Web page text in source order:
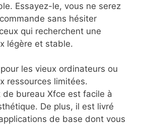
Essayez-le, vous ne serez
sans hésiter
qui recherchent une
légère et stable.
les vieux ordinateurs ou
ressources limitées.
de bureau Xfce est facile à
De plus, il est livré
de base dont vous